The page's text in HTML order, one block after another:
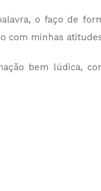
o faço de
com minhas
bem lúdica,